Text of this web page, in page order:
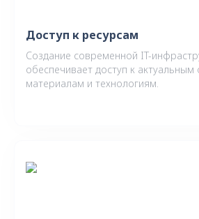
Доступ к ресурсам
Создание современной IT-
обеспечивает доступ к
материалам и технологиям.